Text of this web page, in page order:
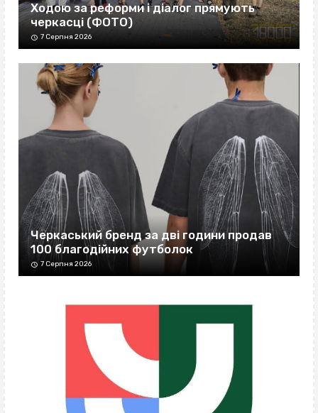
Ходою за реформи і діалог прямують
черкасці (ФОТО)
7 Серпня 2026
Черкаський бренд за дві години продав
100 благодійних футболок
7 Серпня 2026